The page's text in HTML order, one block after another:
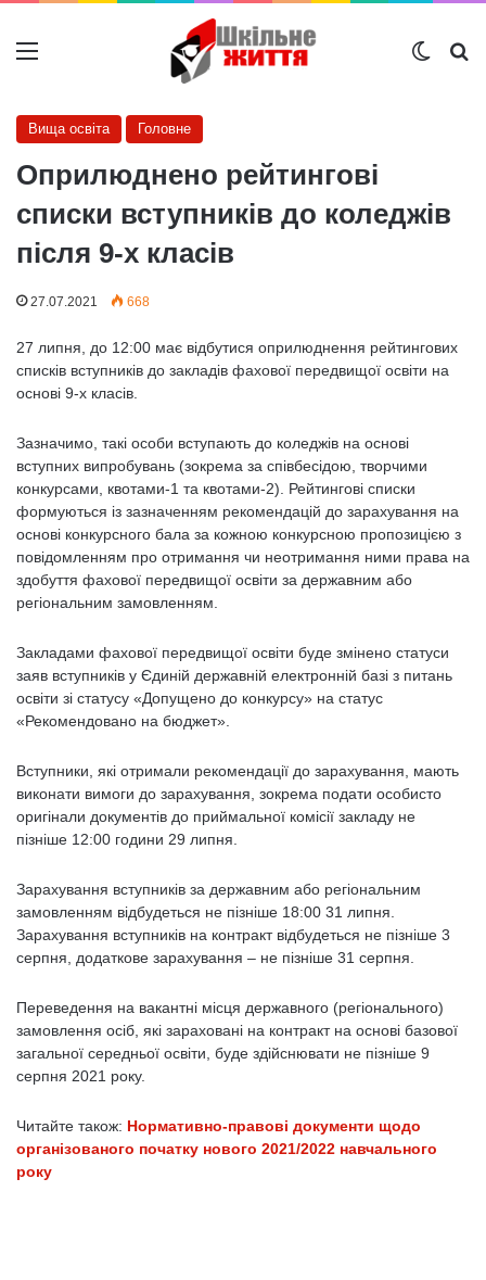
Меню
Вища освіта Головне
Оприлюднено рейтингові
списки вступників до коледжів
після 9-х класів
27.07.2021 668
27 липня, до 12:00 має відбутися оприлюднення рейтингових
списків вступників до закладів фахової передвищої освіти на
основі 9-х класів.
Зазначимо, такі особи вступають до коледжів на основі
вступних випробувань (зокрема за співбесідою, творчими
конкурсами, квотами-1 та квотами-2). Рейтингові списки
формуються із зазначенням рекомендацій до зарахування на
основі конкурсного бала за кожною конкурсною пропозицією з
повідомленням про отримання чи неотримання ними права на
здобуття фахової передвищої освіти за державним або
регіональним замовленням.
Закладами фахової передвищої освіти буде змінено статуси
заяв вступників у Єдиній державній електронній базі з питань
освіти зі статусу «Допущено до конкурсу» на статус
«Рекомендовано на бюджет».
Вступники, які отримали рекомендації до зарахування, мають
виконати вимоги до зарахування, зокрема подати особисто
оригінали документів до приймальної комісії закладу не
пізніше 12:00 години 29 липня.
Зарахування вступників за державним або регіональним
замовленням відбудеться не пізніше 18:00 31 липня.
Зарахування вступників на контракт відбудеться не пізніше 3
серпня, додаткове зарахування – не пізніше 31 серпня.
Переведення на вакантні місця державного (регіонального)
замовлення осіб, які зараховані на контракт на основі базової
загальної середньої освіти, буде здійснювати не пізніше 9
серпня 2021 року.
Читайте також: Нормативно-правові документи щодо
організованого початку нового 2021/2022 навчального
року